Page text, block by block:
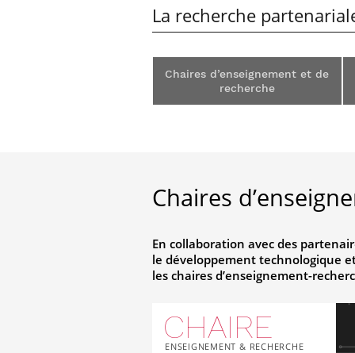
La recherche
Chaires d’enseignement et de
recherche
Chaires
En collaboration avec des
le développement technologique
les chaires d’enseignement-
CHAIRE
ENSEIGNEMENT & RECHERCHE